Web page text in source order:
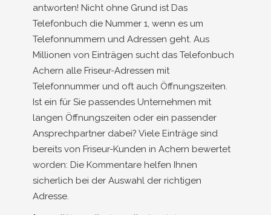
antworten! Nicht ohne Grund ist Das
Telefonbuch die Nummer 1, wenn es um
Telefonnummern und Adressen geht. Aus
Millionen von Einträgen sucht das Telefonbuch
Achern alle Friseur-Adressen mit
Telefonnummer und oft auch Öffnungszeiten.
Ist ein für Sie passendes Unternehmen mit
langen Öffnungszeiten oder ein passender
Ansprechpartner dabei? Viele Einträge sind
bereits von Friseur-Kunden in Achern bewertet
worden: Die Kommentare helfen Ihnen
sicherlich bei der Auswahl der richtigen
Adresse.